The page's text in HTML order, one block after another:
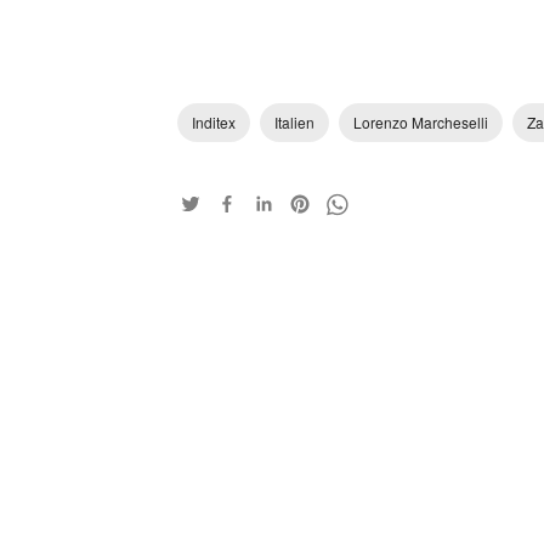
Inditex Italien Lorenzo Marcheselli